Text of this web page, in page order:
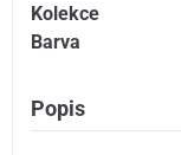
Kolekce
Barva
Popis